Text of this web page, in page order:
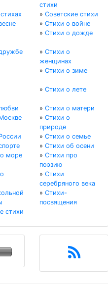
стихи
» Советские стихи
» Стихи о войне
» Стихи о дожде
» Стихи о
женщинах
» Стихи о зиме
» Стихи о лете
» Стихи о матери
» Стихи о
природе
» Стихи о семье
» Стихи об осени
море » Стихи про
поэзию
» Стихи
серебряного века
» Стихи-
посвящения
стихи